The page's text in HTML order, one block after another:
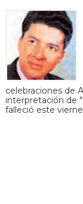
celebraciones de
interpretación de
falleció este